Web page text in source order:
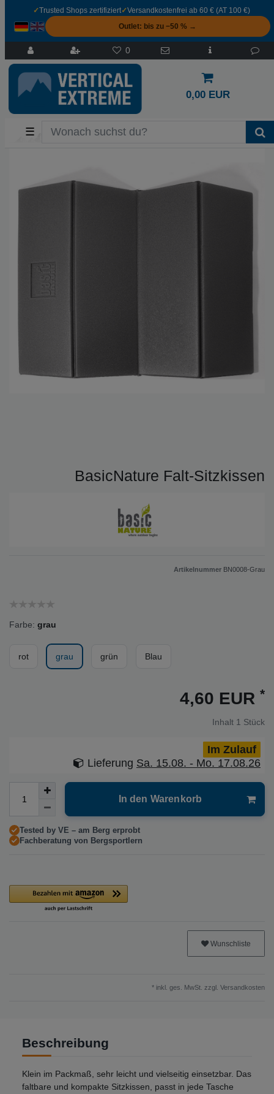
✓Trusted Shops zertifiziert✓Versandkostenfrei ab 60 € (AT 100 €)
Outlet: bis zu −50 % →
0
0,00 EUR
☰
BasicNature Falt-Sitzkissen
Artikelnummer BN0008-Grau
Farbe: grau
rot grau grün Blau
4,60 EUR *
Inhalt 1 Stück
Im Zulauf
Lieferung Sa. 15.08. - Mo. 17.08.26
In den Warenkorb
Tested by VE – am Berg erprobt
Fachberatung von Bergsportlern
Wunschliste
* inkl. ges. MwSt. zzgl. Versandkosten
Beschreibung
Klein im Packmaß, sehr leicht und vielseitig einsetzbar. Das
faltbare und kompakte Sitzkissen, passt in jede Tasche